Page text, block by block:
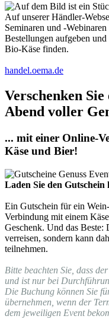
Auf unserer Händler-
Seminaren und -
Bestellungen aufgeben
Bio-Käse finden.
handel.oema.de
Verschenken Sie
Abend voller
... mit einer Online-
Käse und Bier!
Laden Sie den
Ein Gutschein für ein
Verbindung mit einem
Geschenk. Und das Beste:
verreisen, sondern kann
teilnehmen.
Bitte beachten Sie, dass
und ist nur bei
Die Buchung können Sie
übernehmen, wenn der
dem jeweiligen Event